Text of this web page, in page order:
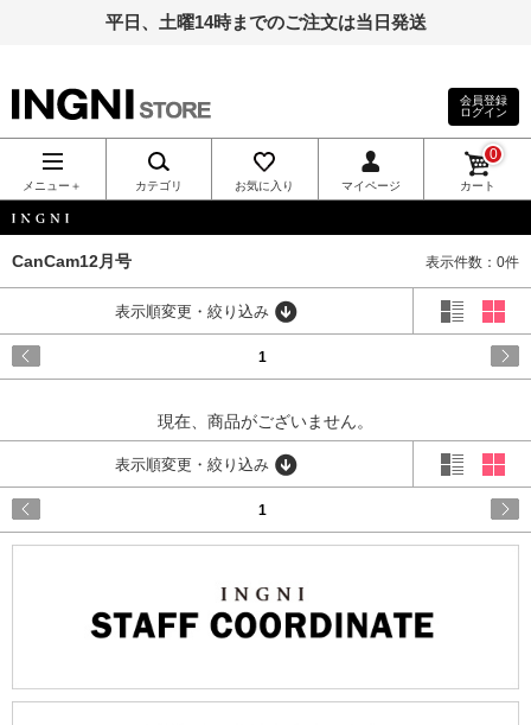
平日、土曜14時までのご注文は当日発送
INGNI（イン
グ）公式通
販｜INGNI
STORE
会員登録
ログイン
メニュー＋ カテゴリ お気に入り マイページ カート
0
CanCam12月号 表示件数：0件
表示順変更・絞り込み
1
現在、商品がございません。
表示順変更・絞り込み
1